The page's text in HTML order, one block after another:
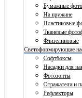
Бумажные
На пружине
Пластиковые
Тканевые
Флизелиновые
Светоформирующие
Софтбоксы
Насадки для
Фотозонты
Отражатели и
Рефлекторы